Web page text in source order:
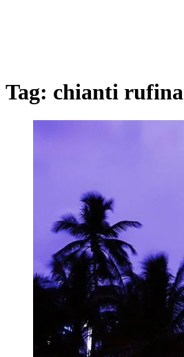
Tag: chianti rufina